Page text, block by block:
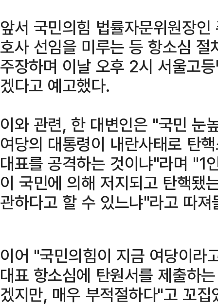
앞서 국민의힘 법률자문위원장
호사 선임을 미루는 등 항소심
주장하며 이날 오후 2시 서울고
겠다고 예고했다.
이와 관련, 한 대변인은 "국민 눈
여당의 대통령이 내란사태로 탄
대표를 공격하는 것이냐"라며 "1
이 국민에 의해 저지되고 탄핵됐
관하다고 할 수 있느냐"라고 따져
이어 "국민의힘이 지금 여당이라
대표 항소심에 탄원서를 제출하
겠지만, 매우 부적절하다"고 꼬집